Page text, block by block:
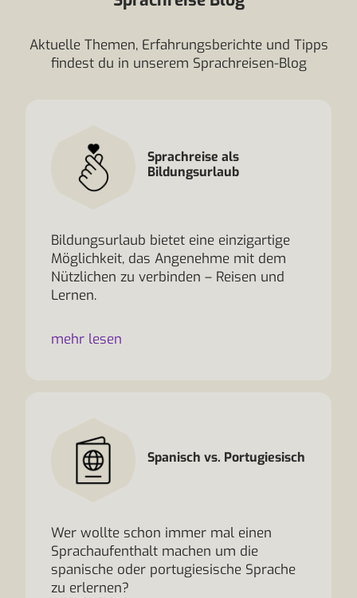
Aktuelle Themen, Erfahrungsberichte und Tipps
findest du in unserem Sprachreisen-Blog
Sprachreise als
Bildungsurlaub
Bildungsurlaub bietet eine einzigartige
Möglichkeit, das Angenehme mit dem
Nützlichen zu verbinden – Reisen und
Lernen.
mehr lesen
Spanisch vs. Portugiesisch
Wer wollte schon immer mal einen
Sprachaufenthalt machen um die
spanische oder portugiesische Sprache
zu erlernen?